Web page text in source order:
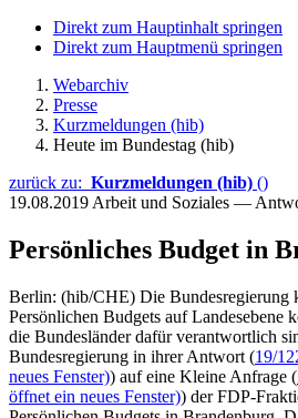
Direkt zum Hauptinhalt springen
Direkt zum Hauptmenü springen
Webarchiv
Presse
Kurzmeldungen (hib)
Heute im Bundestag (hib)
zurück zu: Kurzmeldungen (hib) ()
19.08.2019 Arbeit und Soziales —
Persönliches Budget in
Berlin: (hib/CHE) Die Bundesregierung
Persönlichen Budgets auf Landesebene
die Bundesländer dafür verantwortlich
Bundesregierung in ihrer Antwort (19/
neues Fenster)) auf eine Kleine Anfrage (
öffnet ein neues Fenster)) der FDP-